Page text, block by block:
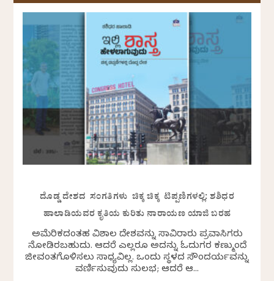
ದೊಡ್ಡ ದೇಶದ ಸಂಗತಿಗಳು ಚಿಕ್ಕ ಚಿಕ್ಕ ಟಿಪ್ಪಣಿಗಳಲ್ಲಿ: ಶಶಿಧರ
ಹಾಲಾಡಿಯವರ ಕೃತಿಯ ಕುರಿತು ನಾರಾಯಣ ಯಾಜಿ ಬರಹ
ಅಮೆರಿಕದಂತಹ ವಿಶಾಲ ದೇಶವನ್ನು ಸಾವಿರಾರು ಪ್ರವಾಸಿಗರು
ನೋಡಿರಬಹುದು. ಆದರೆ ಎಲ್ಲರೂ ಅದನ್ನು ಓದುಗರ ಕಣ್ಮುಂದೆ
ಜೀವಂತಗೊಳಿಸಲು ಸಾಧ್ಯವಿಲ್ಲ. ಒಂದು ಸ್ಥಳದ ಸೌಂದರ್ಯವನ್ನು
ವರ್ಣಿಸುವುದು ಸುಲಭ; ಆದರೆ ಆ...